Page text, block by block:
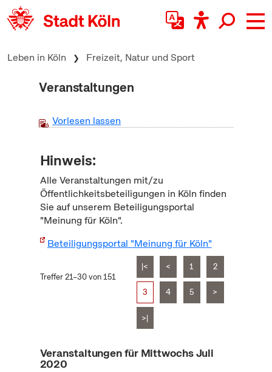
zum Inhalt springen
Leben in Köln Freizeit, Natur und Sport
Veranstaltungen
Vorlesen lassen
Hinweis:
Alle Veranstaltungen mit/zu
Öffentlichkeitsbeteiligungen in Köln finden
Sie auf unserem Beteiligungsportal
"Meinung für Köln".
Beteiligungsportal "Meinung für Köln"
Treffer 21–30 von 151
|< < 1 2
3 4 5 >
>|
Veranstaltungen für Mittwochs Juli
2020